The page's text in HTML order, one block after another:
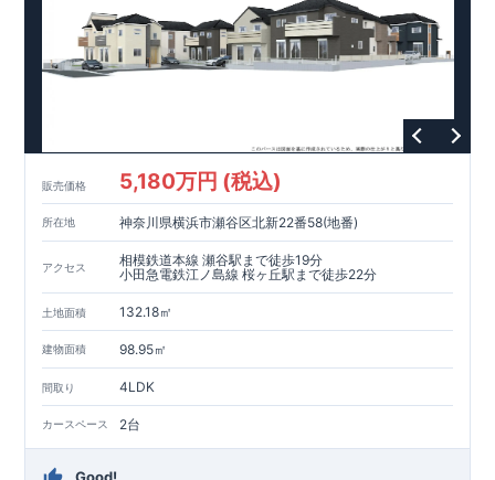
販売価格 5,180万円 (税込)
所在地 神奈川県横浜市瀬谷区北新22番58(地番)
アクセス
相模鉄道本線 瀬谷駅まで徒歩19分
小田急電鉄江ノ島線 桜ヶ丘駅まで徒歩22分
土地面積 132.18㎡
建物面積 98.95㎡
間取り 4LDK
カースペース 2台